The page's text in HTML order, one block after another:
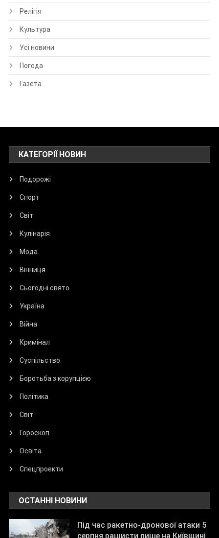
Релігія
Культура
Усі новини
Погода
Газета
КАТЕГОРІЇ НОВИН
Подорожі
Спорт
Світ
Кулінарія
Мода
Вінниця
Сьогодні свято
Україна
Війна
Кримінал
Суспільство
Боротьба з корупцією
Політика
Світ
Гороскоп
Освіта
Спецпроекти
ОСТАННІ НОВИНИ
Під час ракетно-дронової атаки 5
серпня рашисти лише на Київщині